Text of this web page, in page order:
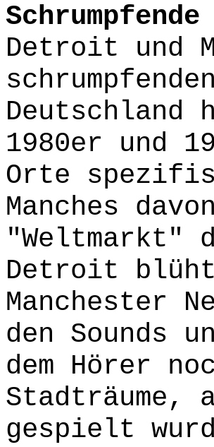
Detroit und
Deutschland
1980er und
Orte
Manches
"Weltmarkt"
Detroit
Manchester
den Sounds
dem Hörer
Stadträume,
gespielt